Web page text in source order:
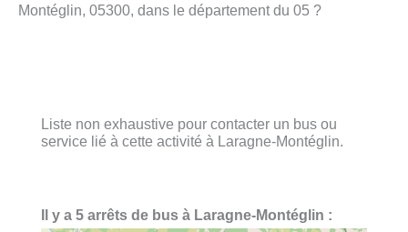
Montéglin, 05300, dans le département du 05 ?
Liste non exhaustive pour contacter un bus ou
service lié à cette activité à Laragne-Montéglin.
Il y a 5 arrêts de bus à Laragne-Montéglin :